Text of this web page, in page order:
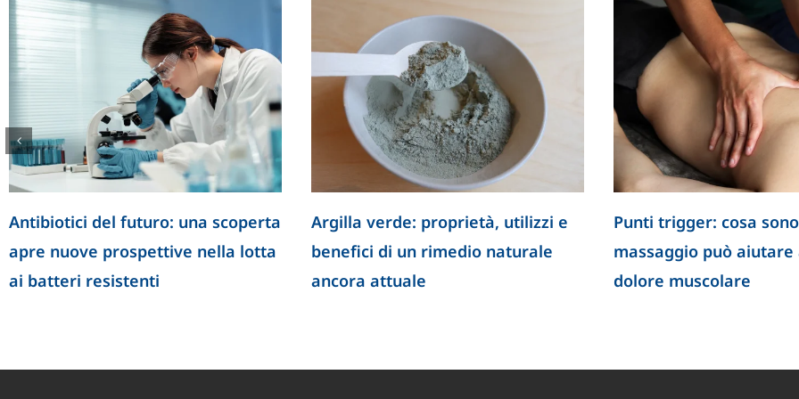
risata nella crescita
Il ruolo dell’intestino nella
longevità: una scoperta che apre
nuove prospettive
Tumori difficili da trattare: la
ricerca apre nuove prospettive
con farmaci sempre più mirati